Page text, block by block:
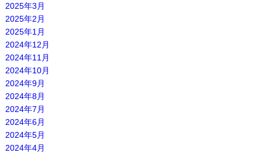
2025年3月
2025年2月
2025年1月
2024年12月
2024年11月
2024年10月
2024年9月
2024年8月
2024年7月
2024年6月
2024年5月
2024年4月